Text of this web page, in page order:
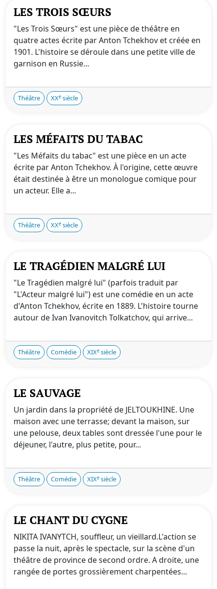
LES TROIS SŒURS
"Les Trois Sœurs" est une pièce de théâtre en
quatre actes écrite par Anton Tchekhov et créée en
1901. L'histoire se déroule dans une petite ville de
garnison en Russie...
Théâtre XXe siècle
LES MÉFAITS DU TABAC
"Les Méfaits du tabac" est une pièce en un acte
écrite par Anton Tchekhov. À l'origine, cette œuvre
était destinée à être un monologue comique pour
un acteur. Elle a...
Théâtre XXe siècle
LE TRAGÉDIEN MALGRÉ LUI
"Le Tragédien malgré lui" (parfois traduit par
"L'Acteur malgré lui") est une comédie en un acte
d'Anton Tchekhov, écrite en 1889. L'histoire tourne
autour de Ivan Ivanovitch Tolkatchov, qui arrive...
Théâtre Comédie XIXe siècle
LE SAUVAGE
Un jardin dans la propriété de JELTOUKHINE. Une
maison avec une terrasse; devant la maison, sur
une pelouse, deux tables sont dressée l'une pour le
déjeuner, l'autre, plus petite, pour...
Théâtre Comédie XIXe siècle
LE CHANT DU CYGNE
NIKITA IVANYTCH, souffleur, un vieillard.L'action se
passe la nuit, après le spectacle, sur la scène d'un
théâtre de province de second ordre. A droite, une
rangée de portes grossièrement charpentées...